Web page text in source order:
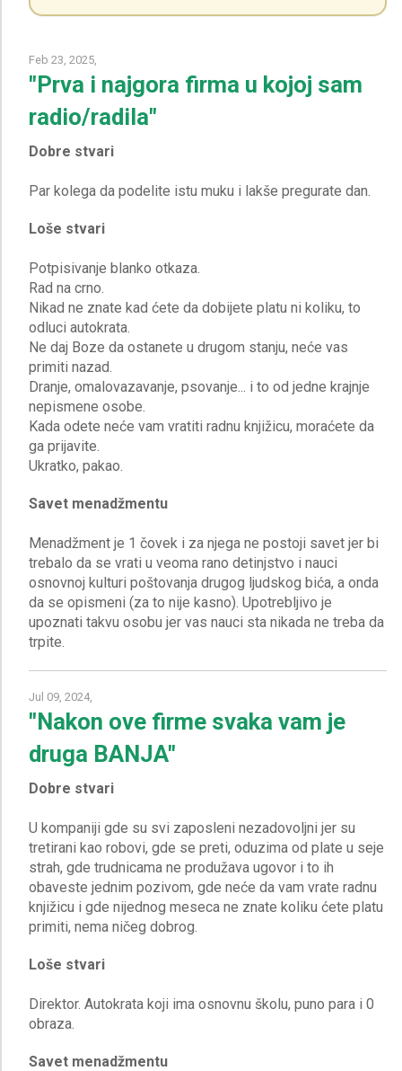
Feb 23, 2025,
"Prva i najgora firma u kojoj sam
radio/radila"
Dobre stvari
Loše stvari
Potpisivanje blanko otkaza.
Rad na crno.
Nikad ne znate kad ćete da dobijete platu ni koliku, to
odluci autokrata.
Ne daj Boze da ostanete u drugom stanju, neće vas
primiti nazad.
Dranje, omalovazavanje, psovanje... i to od jedne krajnje
nepismene osobe.
Kada odete neće vam vratiti radnu knjižicu, moraćete da
ga prijavite.
Savet menadžmentu
Menadžment je 1 čovek i za njega ne postoji savet jer bi
trebalo da se vrati u veoma rano detinjstvo i nauci
osnovnoj kulturi poštovanja drugog ljudskog bića, a onda
da se opismeni (za to nije kasno). Upotrebljivo je
upoznati takvu osobu jer vas nauci sta nikada ne treba da
Jul 09, 2024,
"Nakon ove firme svaka vam je
druga BANJA"
Dobre stvari
U kompaniji gde su svi zaposleni nezadovoljni jer su
tretirani kao robovi, gde se preti, oduzima od plate u seje
strah, gde trudnicama ne produžava ugovor i to ih
obaveste jednim pozivom, gde neće da vam vrate radnu
knjižicu i gde nijednog meseca ne znate koliku ćete platu
Loše stvari
Direktor. Autokrata koji ima osnovnu školu, puno para i 0
Savet menadžmentu